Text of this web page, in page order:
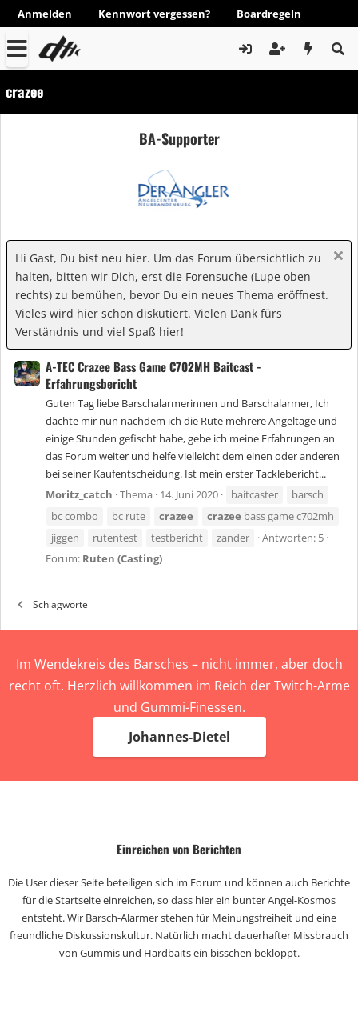
Anmelden Kennwort vergessen? Boardregeln
crazee
BA-Supporter
Hi Gast, Du bist neu hier. Um das Forum übersichtlich zu
halten, bitten wir Dich, erst die Forensuche (Lupe oben
rechts) zu bemühen, bevor Du ein neues Thema eröffnest.
Vieles wird hier schon diskutiert. Vielen Dank fürs
Verständnis und viel Spaß hier!
A-TEC Crazee Bass Game C702MH Baitcast -
Erfahrungsbericht
Guten Tag liebe Barschalarmerinnen und Barschalarmer, Ich
dachte mir nun nachdem ich die Rute mehrere Angeltage und
einige Stunden gefischt habe, gebe ich meine Erfahrungen an
das Forum weiter und helfe vielleicht dem einen oder anderen
bei seiner Kaufentscheidung. Ist mein erster Tacklebericht...
Moritz_catch Thema 14. Juni 2020 baitcaster
barsch
bc combo
bc rute crazee crazee bass game c702mh
jiggen
rutentest testbericht zander
Antworten: 5
Forum: Ruten (Casting)
Schlagworte
Im Wendekreis des Barsches – nicht immer, aber doch
recht oft. Herzlich willkommen im Reich der Twitch-Arme
und Gummi-Finessen.
Johannes-Dietel
Einreichen von Berichten
Die User dieser Seite beteiligen sich im Forum und können auch Berichte
für die Startseite einreichen, so dass hier ein bunter Angel-Kosmos
entsteht. Wir Barsch-Alarmer stehen für Meinungsfreiheit und eine
freundliche Diskussionskultur. Natürlich macht dauerhafter Missbrauch
von Gummis und Hardbaits ein bisschen bekloppt.